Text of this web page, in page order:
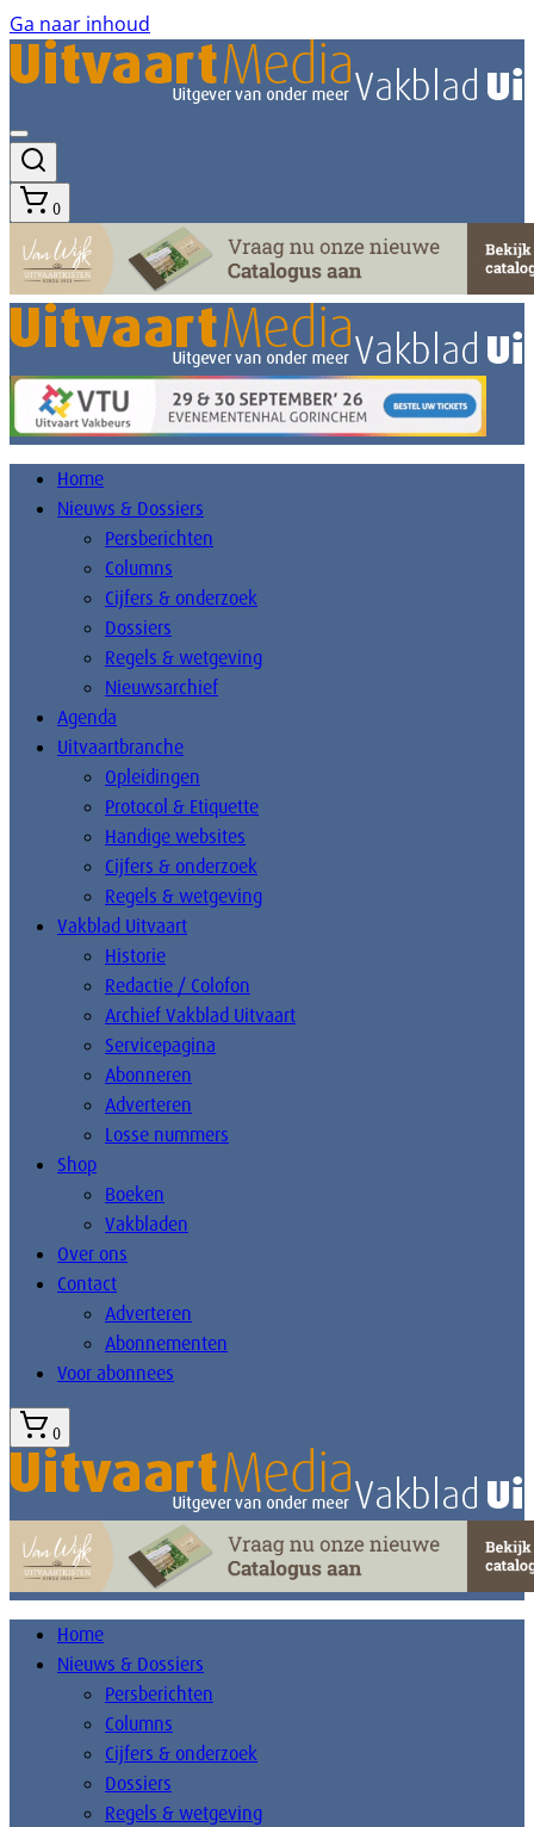
Ga naar inhoud
0
Home
Nieuws & Dossiers
Persberichten
Columns
Cijfers & onderzoek
Dossiers
Regels & wetgeving
Nieuwsarchief
Agenda
Uitvaartbranche
Opleidingen
Protocol & Etiquette
Handige websites
Cijfers & onderzoek
Regels & wetgeving
Vakblad Uitvaart
Historie
Redactie / Colofon
Archief Vakblad Uitvaart
Servicepagina
Abonneren
Adverteren
Losse nummers
Shop
Boeken
Vakbladen
Over ons
Contact
Adverteren
Abonnementen
Voor abonnees
0
Home
Nieuws & Dossiers
Persberichten
Columns
Cijfers & onderzoek
Dossiers
Regels & wetgeving